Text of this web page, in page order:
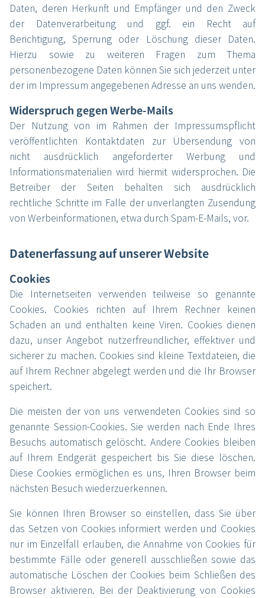
Daten, deren Herkunft und Empfänger und den Zweck
der Datenverarbeitung und ggf. ein Recht auf
Berichtigung, Sperrung oder Löschung dieser Daten.
Hierzu sowie zu weiteren Fragen zum Thema
personenbezogene Daten können Sie sich jederzeit unter
der im Impressum angegebenen Adresse an uns wenden.
Widerspruch gegen Werbe-Mails
Der Nutzung von im Rahmen der Impressumspflicht
veröffentlichten Kontaktdaten zur Übersendung von
nicht ausdrücklich angeforderter Werbung und
Informationsmaterialien wird hiermit widersprochen. Die
Betreiber der Seiten behalten sich ausdrücklich
rechtliche Schritte im Falle der unverlangten Zusendung
von Werbeinformationen, etwa durch Spam-E-Mails, vor.
Datenerfassung auf unserer Website
Cookies
Die Internetseiten verwenden teilweise so genannte
Cookies. Cookies richten auf Ihrem Rechner keinen
Schaden an und enthalten keine Viren. Cookies dienen
dazu, unser Angebot nutzerfreundlicher, effektiver und
sicherer zu machen. Cookies sind kleine Textdateien, die
auf Ihrem Rechner abgelegt werden und die Ihr Browser
speichert.
Die meisten der von uns verwendeten Cookies sind so
genannte Session-Cookies. Sie werden nach Ende Ihres
Besuchs automatisch gelöscht. Andere Cookies bleiben
auf Ihrem Endgerät gespeichert bis Sie diese löschen.
Diese Cookies ermöglichen es uns, Ihren Browser beim
nächsten Besuch wiederzuerkennen.
Sie können Ihren Browser so einstellen, dass Sie über
das Setzen von Cookies informiert werden und Cookies
nur im Einzelfall erlauben, die Annahme von Cookies für
bestimmte Fälle oder generell ausschließen sowie das
automatische Löschen der Cookies beim Schließen des
Browser aktivieren. Bei der Deaktivierung von Cookies